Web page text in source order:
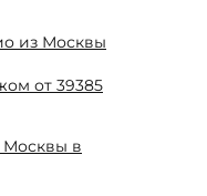
из Москвы
от 39385
в